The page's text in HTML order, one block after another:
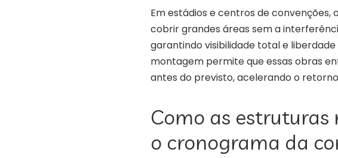
Em estádios e centros de
cobrir grandes áreas sem a
garantindo visibilidade total e
montagem permite que essas obras
antes do previsto, acelerando o
Como as
o cronograma da